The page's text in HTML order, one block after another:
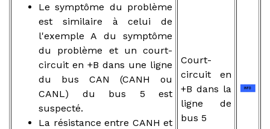
Le symptôme du problème
est similaire à celui de
l'exemple A du symptôme
du problème et un court-
circuit en +B dans une ligne
du bus CAN (CANH ou
CANL) du bus 5 est
suspecté.
La résistance entre CANH et
Court-
circuit en
+B dans la
ligne de
bus 5